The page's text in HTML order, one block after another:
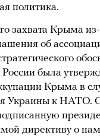
политика.
захвата Крыма
об
была
Крыма в
Украины к НАТО.
директиву о